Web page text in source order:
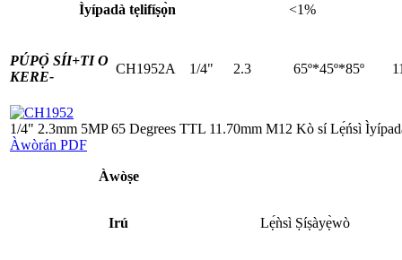
Ìyípadà tẹlifíṣọ̀n <1%
PÚPỌ̀ SÍI+TI O
KERE-
CH1952A 1/4" 2.3 65º*45º*85º
1/4" 2.3mm 5MP 65 Degrees TTL 11.70mm M12 Kò sí Lẹ́ńsì
Àwòrán PDF
Àwòṣe
Irú Lẹ́ǹsì Ṣíṣàyẹ̀wò